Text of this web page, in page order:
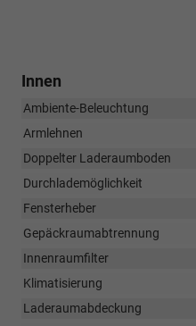
Innen
Ambiente-Beleuchtung
Armlehnen
Doppelter Laderaumboden
Durchlademöglichkeit
Fensterheber
Gepäckraumabtrennung
Innenraumfilter
Klimatisierung
Laderaumabdeckung